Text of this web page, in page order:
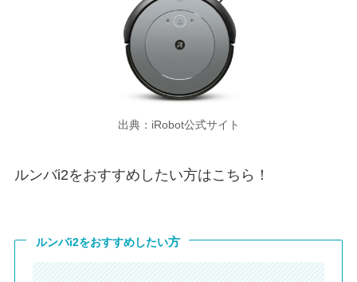
出典：iRobot公式サイト
ルンバi2をおすすめしたい方はこちら！
ルンバi2をおすすめしたい方